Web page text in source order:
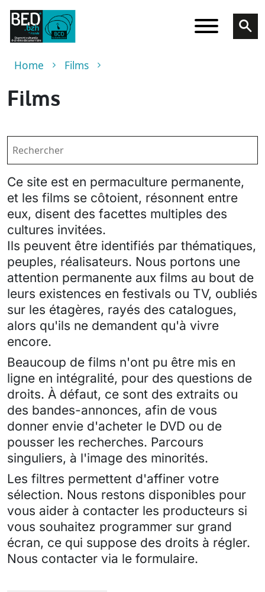
Skip to main content
Breadcrumb
Home Films
Films
Ce site est en permaculture permanente,
et les films se côtoient, résonnent entre
eux, disent des facettes multiples des
cultures invitées.
Ils peuvent être identifiés par thématiques,
peuples, réalisateurs. Nous portons une
attention permanente aux films au bout de
leurs existences en festivals ou TV, oubliés
sur les étagères, rayés des catalogues,
alors qu'ils ne demandent qu'à vivre
encore.
Beaucoup de films n'ont pu être mis en
ligne en intégralité, pour des questions de
droits. À défaut, ce sont des extraits ou
des bandes-annonces, afin de vous
donner envie d'acheter le DVD ou de
pousser les recherches. Parcours
singuliers, à l'image des minorités.
Les filtres permettent d'affiner votre
sélection. Nous restons disponibles pour
vous aider à contacter les producteurs si
vous souhaitez programmer sur grand
écran, ce qui suppose des droits à régler.
Nous contacter via le formulaire.